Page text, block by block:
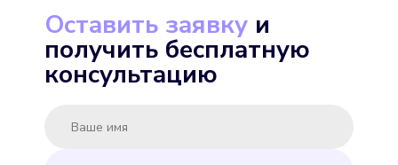
MINKOR MK-U 15
Оставить заявку и
получить бесплатную
консультацию